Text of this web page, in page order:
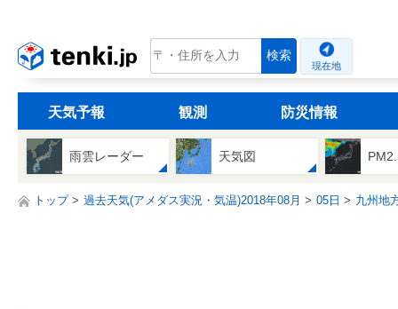
tenki.jp 検索
現在地
天気予報 観測 防災情報
雨雲レーダー 天気図
トップ 過去天気(アメダス実況・気温)2018年08月 05日 九州地